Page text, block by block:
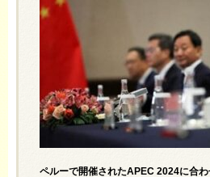
ペルーで開催されたAPEC 2024に合